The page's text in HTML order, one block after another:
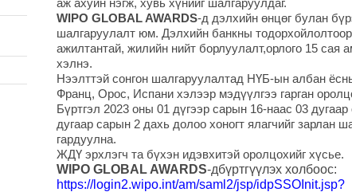
аж ахуйн нэгж, хувь хүнийг шалгаруулдаг.
WIPO GLOBAL AWARDS-д дэлхийн өнцөг булан
шалгаруулалт юм. Дэлхийн банкны
ажилтантай, жилийн нийт борлуулалт,орлого 15 сая
хэлнэ.
Нээлттэй сонгон шалгаруулалтад НҮБ-ын албан
Франц, Орос, Испани хэлээр мэдүүлгээ гарган
Бүртгэл 2023 оны 01 дүгээр сарын 16-наас 03 дугаар
дугаар сарын 2 дахь долоо хоногт ялагчийг зарлан
гардуулна.
ЖДҮ эрхлэгч та бүхэн идэвхитэй оролцохийг хүсье.
WIPO GLOBAL AWARDS-дбүртгүүлэх холбоос:
https://login2.wipo.int/am/saml2/jsp/idpSSOInit.jsp?